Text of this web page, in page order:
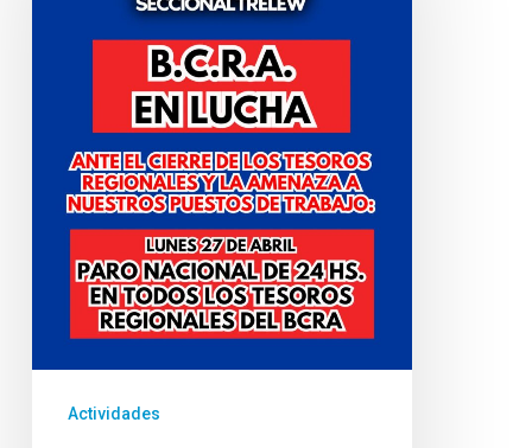
achique,
los
despidos
Actividades